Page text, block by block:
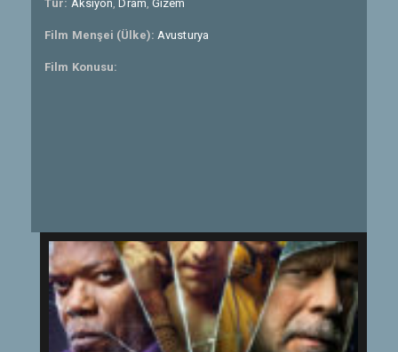
Tür: Aksiyon,Dram,Gizem
Film Menşei (Ülke): Avusturya
Film Konusu: